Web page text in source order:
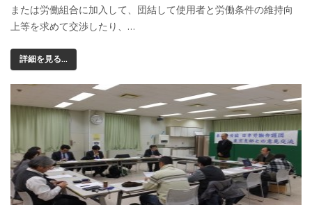
または労働組合に加入して、団結して使用者と労働条件の維持向
上等を求めて交渉したり、…
詳細を見る...